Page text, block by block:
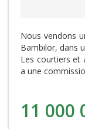
Nous vendons
Bambilor, dans
Les courtiers et
a une
11 000